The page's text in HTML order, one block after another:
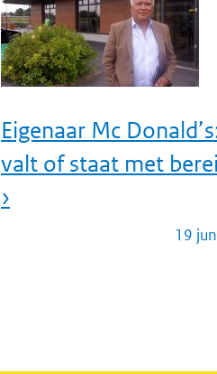
Eigenaar Mc
valt of staat met
›
19